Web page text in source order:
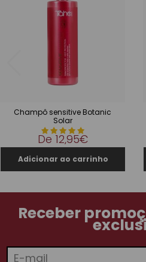
Champô sensitive Botanic
Solar
De12,95€
Receber